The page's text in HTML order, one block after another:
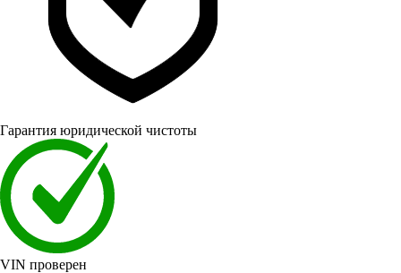
Гарантия юридической чистоты
VIN проверен